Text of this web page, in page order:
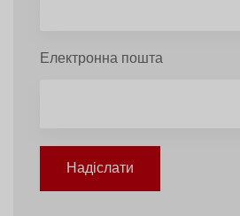
Електронна пошта
Надіслати